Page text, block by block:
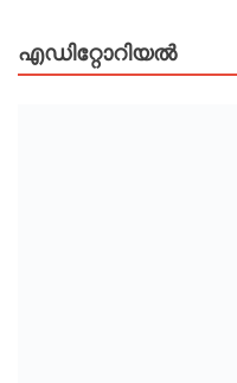
എഡിറ്റോറിയല്‍